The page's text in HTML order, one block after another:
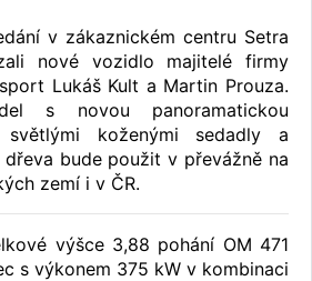
v zákaznickém centru Setra
nové vozidlo majitelé firmy
Lukáš Kult a Martin Prouza.
s novou panoramatickou
světlými koženými sedadly a
bude použit v převážně na
zemí i v ČR.
výšce 3,88 pohání OM 471
s výkonem 375 kW v kombinaci